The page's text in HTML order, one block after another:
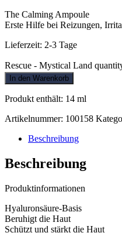
The Calming Ampoule
Erste Hilfe bei Reizungen,
Lieferzeit: 2-3 Tage
Rescue - Mystical Land
In den Warenkorb
Produkt enthält: 14 ml
Artikelnummer: 100158
Beschreibung
Beschreibung
Produktinformationen
Hyaluronsäure-Basis
Beruhigt die Haut
Schützt und stärkt die Haut